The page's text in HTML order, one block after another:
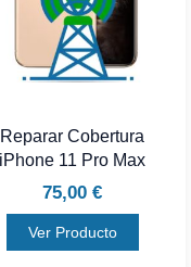
Reparar Cobertura
iPhone 11 Pro Max
75,00 €
Ver Producto